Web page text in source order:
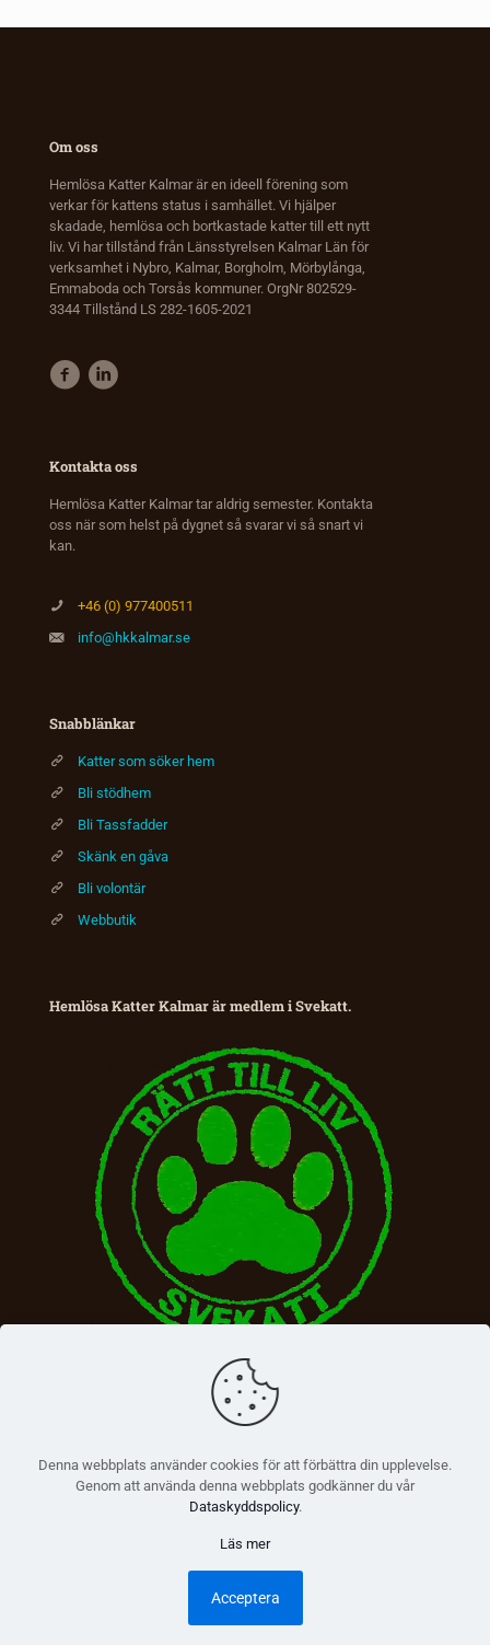
Om oss
Hemlösa Katter Kalmar är en ideell förening som
verkar för kattens status i samhället. Vi hjälper
skadade, hemlösa och bortkastade katter till ett nytt
liv. Vi har tillstånd från Länsstyrelsen Kalmar Län för
verksamhet i Nybro, Kalmar, Borgholm, Mörbylånga,
Emmaboda och Torsås kommuner. OrgNr 802529-
3344 Tillstånd LS 282-1605-2021
Kontakta oss
Hemlösa Katter Kalmar tar aldrig semester. Kontakta
oss när som helst på dygnet så svarar vi så snart vi
kan.
+46 (0) 977400511
info@hkkalmar.se
Snabblänkar
Katter som söker hem
Bli stödhem
Bli Tassfadder
Skänk en gåva
Bli volontär
Webbutik
Hemlösa Katter Kalmar är medlem i Svekatt.
Denna webbplats använder cookies för att förbättra din upplevelse.
Genom att använda denna webbplats godkänner du vår
Dataskyddspolicy.
Läs mer
Acceptera